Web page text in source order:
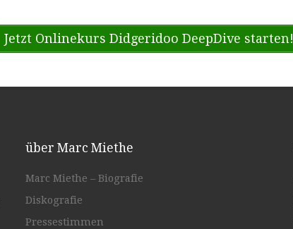
Jetzt Onlinekurs Didgeridoo DeepDive starten!
über Marc Miethe
Marc Miethe – Biografie
Diskografie
Pressestimmen